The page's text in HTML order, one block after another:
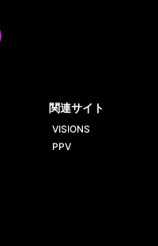
関連サイト
VISIONS
PPV